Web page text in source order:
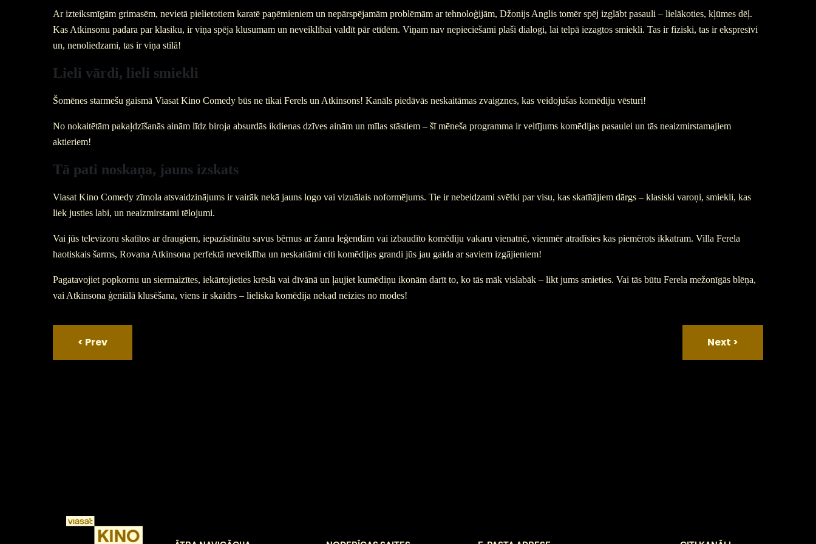
Ar izteiksmīgām grimasēm, nevietā pielietotiem karatē paņēmieniem un nepārspējamām problēmām ar tehnoloģijām, Džonijs Anglis tomēr spēj izglābt pasauli – lielākoties, kļūmes dēļ.
Kas Atkinsonu padara par klasiku, ir viņa spēja klusumam un neveiklībai valdīt pār etīdēm. Viņam nav nepieciešami plaši dialogi, lai telpā iezagtos smiekli. Tas ir fiziski, tas ir ekspresīvi
un, nenoliedzami, tas ir viņa stilā!
Lieli vārdi, lieli smiekli
Šomēnes starmešu gaismā Viasat Kino Comedy būs ne tikai Ferels un Atkinsons! Kanāls piedāvās neskaitāmas zvaigznes, kas veidojušas komēdiju vēsturi!
No nokaitētām pakaļdzīšanās ainām līdz biroja absurdās ikdienas dzīves ainām un mīlas stāstiem – šī mēneša programma ir veltījums komēdijas pasaulei un tās neaizmirstamajiem
aktieriem!
Tā pati noskaņa, jauns izskats
Viasat Kino Comedy zīmola atsvaidzinājums ir vairāk nekā jauns logo vai vizuālais noformējums. Tie ir nebeidzami svētki par visu, kas skatītājiem dārgs – klasiski varoņi, smiekli, kas
liek justies labi, un neaizmirstami tēlojumi.
Vai jūs televizoru skatītos ar draugiem, iepazīstinātu savus bērnus ar žanra leģendām vai izbaudīto komēdiju vakaru vienatnē, vienmēr atradīsies kas piemērots ikkatram. Villa Ferela
haotiskais šarms, Rovana Atkinsona perfektā neveiklība un neskaitāmi citi komēdijas grandi jūs jau gaida ar saviem izgājieniem!
Pagatavojiet popkornu un siermaizītes, iekārtojieties krēslā vai dīvānā un ļaujiet kumēdiņu ikonām darīt to, ko tās māk vislabāk – likt jums smieties. Vai tās būtu Ferela mežonīgās blēņa,
vai Atkinsona ģeniālā klusēšana, viens ir skaidrs – lieliska komēdija nekad neizies no modes!
< Prev Next >